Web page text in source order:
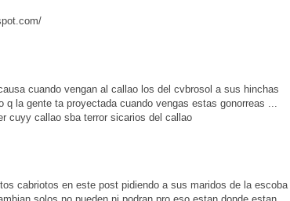
cuando vengan al callao los del cvbrosol a sus hinchas
q la gente ta proyectada cuando vengas estas gonorreas ...
cuyy callao sba terror sicarios del callao
cabriotos en este post pidiendo a sus maridos de la escoba